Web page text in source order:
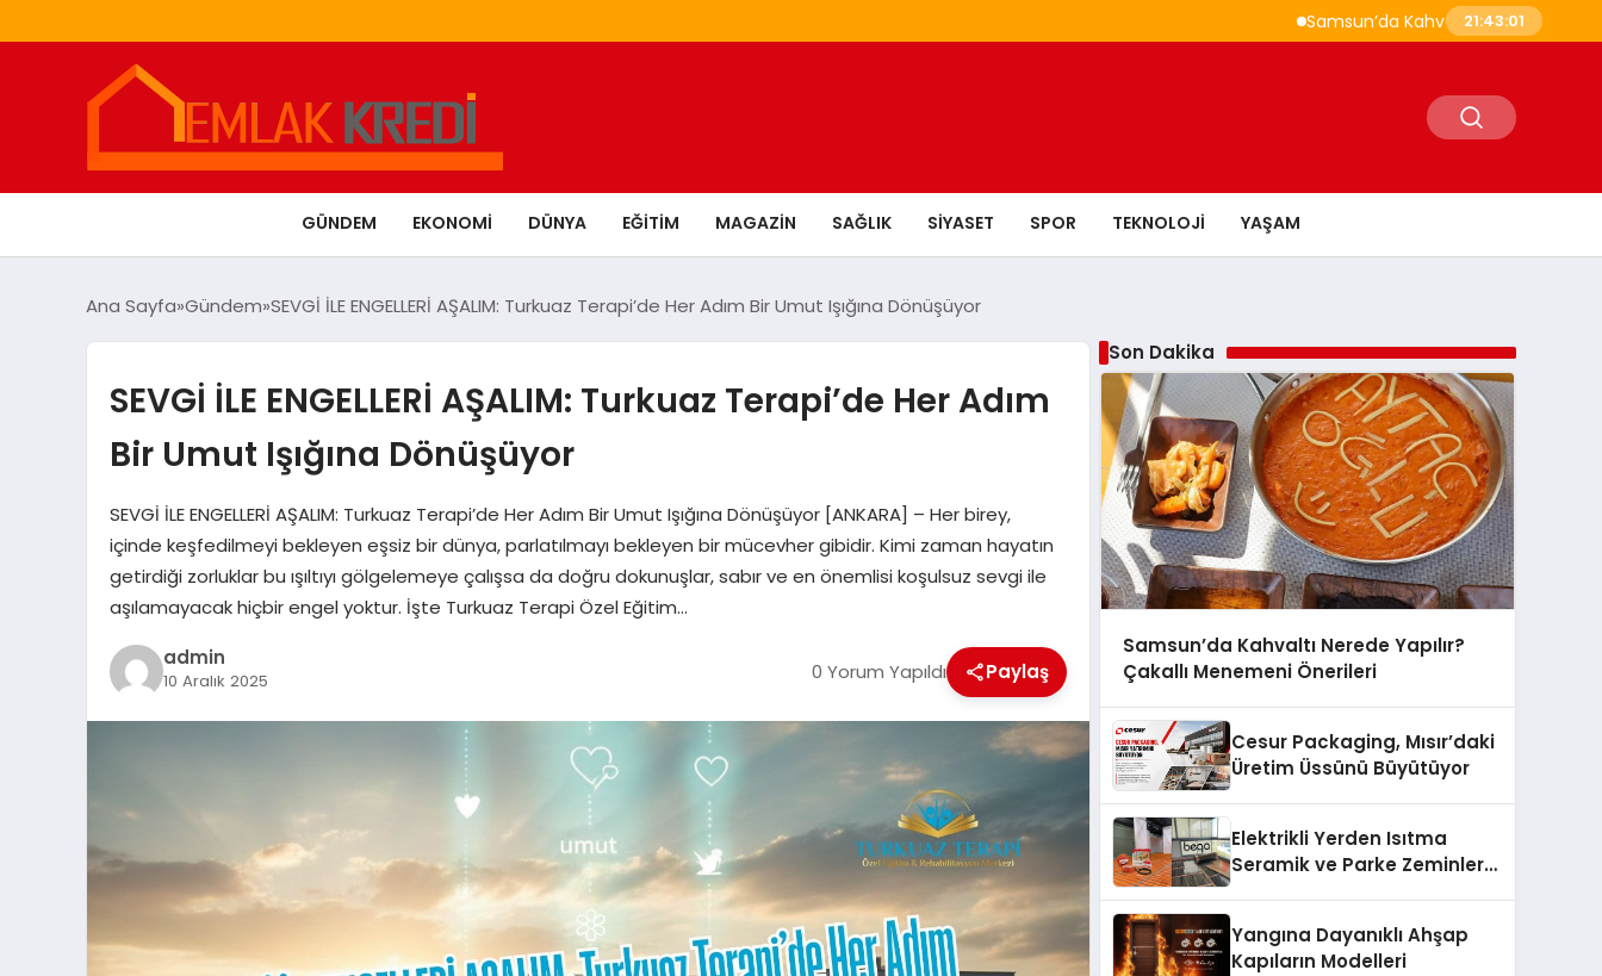
Samsun’da Kahvaltı Nerede Yapılır?
21:43:02
GÜNDEM EKONOMI DÜNYA EĞITIM MAGAZIN SAĞLIK SIYASET SPOR TEKNOLOJI YAŞAM
Ana Sayfa Gündem SEVGİ İLE ENGELLERİ AŞALIM: Turkuaz Terapi’de Her Adım Bir Umut Işığına Dönüşüyor
SEVGİ İLE ENGELLERİ AŞALIM: Turkuaz Terapi’de Her Adım
Bir Umut Işığına Dönüşüyor
SEVGİ İLE ENGELLERİ AŞALIM: Turkuaz Terapi’de Her Adım Bir Umut Işığına Dönüşüyor [ANKARA] – Her birey,
içinde keşfedilmeyi bekleyen eşsiz bir dünya, parlatılmayı bekleyen bir mücevher gibidir. Kimi zaman hayatın
getirdiği zorluklar bu ışıltıyı gölgelemeye çalışsa da doğru dokunuşlar, sabır ve en önemlisi koşulsuz sevgi ile
aşılamayacak hiçbir engel yoktur. İşte Turkuaz Terapi Özel Eğitim…
admin
10 Aralık 2025 0 Yorum Yapıldı Paylaş
Son Dakika
Samsun’da Kahvaltı Nerede Yapılır?
Çakallı Menemeni Önerileri
Cesur Packaging, Mısır’daki
Üretim Üssünü Büyütüyor
Elektrikli Yerden Isıtma
Seramik ve Parke Zeminler
Yangına Dayanıklı Ahşap
Kapıların Modelleri